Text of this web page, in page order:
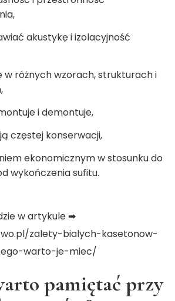
akustykę i izolacyjność
w różnych wzorach, strukturach i
i demontuje,
częstej konserwacji,
ekonomicznym w stosunku do
wykończenia sufitu.
w artykule ➡
zalety-bialych-kasetonow-
warto-je-miec/
pamiętać przy